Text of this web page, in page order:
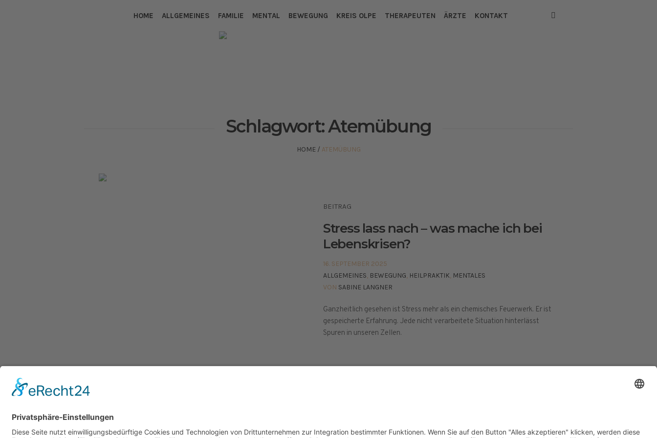
HOME ALLGEMEINES FAMILIE MENTAL BEWEGUNG KREIS OLPE THERAPEUTEN ÄRZTE KONTAKT
Schlagwort:Atemübung
HOME / ATEMÜBUNG
BEITRAG
Stress lass nach – was mache ich bei
Lebenskrisen?
16. SEPTEMBER 2025
ALLGEMEINES, BEWEGUNG, HEILPRAKTIK, MENTALES
VON SABINE LANGNER
Ganzheitlich gesehen ist Stress mehr als ein chemisches Feuerwerk. Er ist
gespeicherte Erfahrung. Jede nicht verarbeitete Situation hinterlässt
Spuren in unseren Zellen.